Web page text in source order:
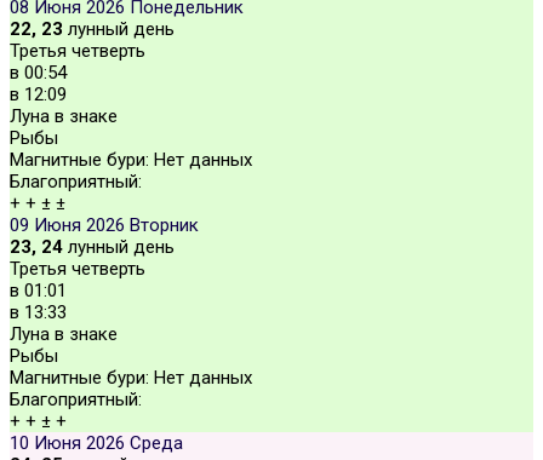
08 Июня 2026 Понедельник
22, 23 лунный день
Третья четверть
в 00:54
в 12:09
Луна в знаке
Рыбы
Магнитные бури: Нет данных
Благоприятный:
+ + ± ±
09 Июня 2026 Вторник
23, 24 лунный день
Третья четверть
в 01:01
в 13:33
Луна в знаке
Рыбы
Магнитные бури: Нет данных
Благоприятный:
+ + ± +
10 Июня 2026 Среда